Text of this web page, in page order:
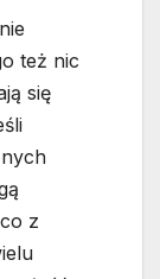
też nic
się
z